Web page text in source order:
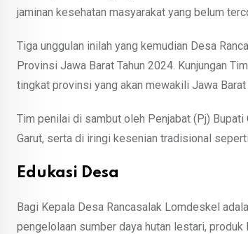
jaminan kesehatan masyarakat yang belum
Tiga unggulan inilah yang kemudian Desa
Provinsi Jawa Barat Tahun 2024. Kunjungan
tingkat provinsi yang akan mewakili Jawa
Tim penilai di sambut oleh Penjabat (Pj) Bupati
Garut, serta di iringi kesenian tradisional
Edukasi Desa
Bagi Kepala Desa Rancasalak Lomdeskel
pengelolaan sumber daya hutan lestari,